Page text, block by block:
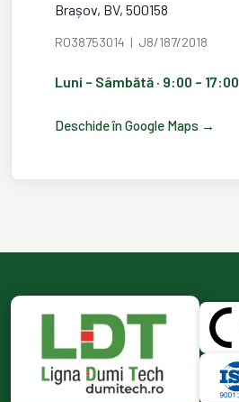
Brașov, BV, 500158
RO38753014 | J8/187/2018
Luni – Sâmbătă · 9:00 – 17:00
Deschide în Google Maps →